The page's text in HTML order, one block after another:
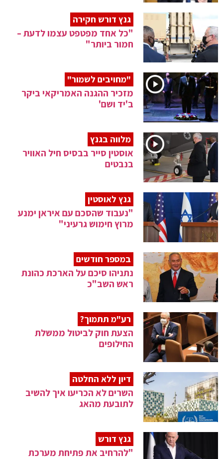
גנץ דורש חקירה
"כל אחד מפטפט עצמו לדעת –
חמור ביותר"
"מחויבים לשמור"
מזכיר ההגנה האמריקאי ביקר
ב'יד ושם'
מלווה בגנץ
אוסטין סייר בבסיס חיל האוויר
בנבטים
גנץ לאוסטין
"נעבוד שהסכם עם איראן ימנע
מרוץ חימוש גרעיני"
במספר חודשים
נתניהו סיכם על הארכת כהונת
ראש השב"כ
רע"מ תתמוך?
הצעת חוק לביטול ממשלת
החילופים
דיון ללא החלטה
השרים לא הכריעו איך להשיב
לתובעת מהאג
גנץ דורש
"להרחיב את פתיחת מערכת